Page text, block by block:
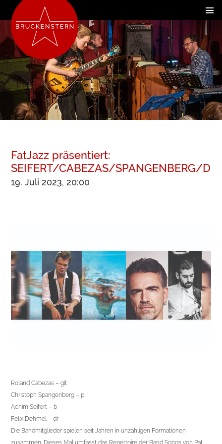
FatJazz präsentiert:
SEIFERT/CABEZAS/SPANGENBERG/
19. Juli 2023, 20:00
Roland Cabezas – git
Christoph Spangenberg – p
Achim Seifert – b
Felix Dehmel – dr
Die Bandmitglieder spielen seit Jahren in unzähligen Formationen
zusammen. Dieses Mal umfasst das Repertoire der Band Songs von Pat